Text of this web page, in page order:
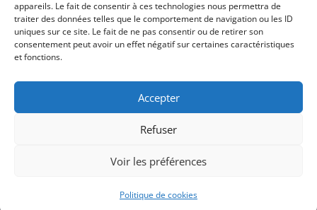
appareils. Le fait de consentir à ces technologies nous permettra de
traiter des données telles que le comportement de navigation ou les ID
uniques sur ce site. Le fait de ne pas consentir ou de retirer son
consentement peut avoir un effet négatif sur certaines caractéristiques
et fonctions.
Accepter
Refuser
Voir les préférences
Politique de cookies
Il parlent de vous
communication Akinai Switzerland